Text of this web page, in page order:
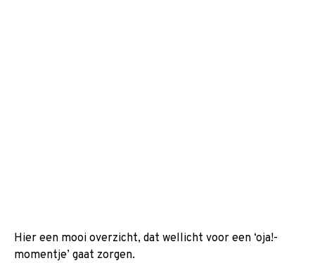
Hier een mooi overzicht, dat wellicht voor een ‘oja!-
momentje’ gaat zorgen.